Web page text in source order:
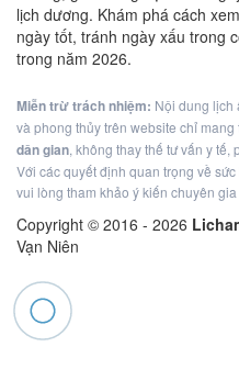
lịch dương. Khám phá cách
ngày tốt, tránh ngày xấu trong
trong năm 2026.
Miễn trừ trách nhiệm: Nội dung lịch
và phong thủy trên website chỉ mang
dân gian, không thay thế tư vấn y
Với các quyết định quan trọng về
vui lòng tham khảo ý kiến chuyên
Copyright © 2016 - 2026
Vạn Niên